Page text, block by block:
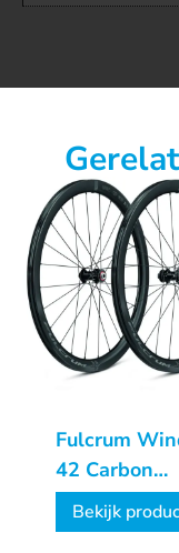
Fulcrum
42 Carbon
wielset
Bekijk